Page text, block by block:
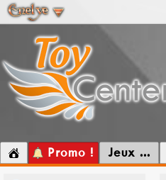
Promo ! Jeux ...